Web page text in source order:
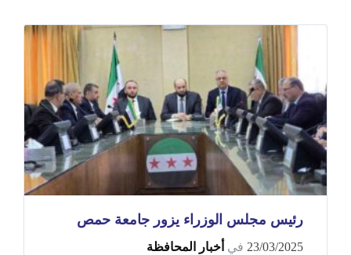
رئيس مجلس الوزراء يزور جامعة حمص
23/03/2025 في أخبار المحافظة